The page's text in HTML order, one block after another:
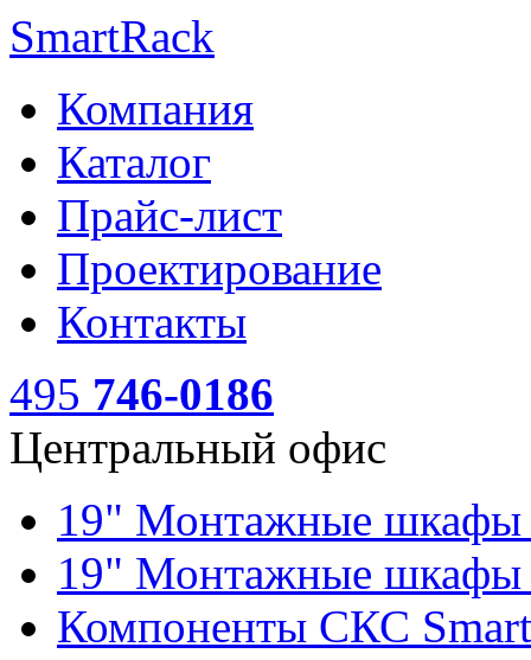
SmartRack
Компания
Каталог
Прайс-лист
Проектирование
Контакты
495 746-0186
Центральный офис
19" Монтажные
19" Монтажные шкафы
Компоненты СКС